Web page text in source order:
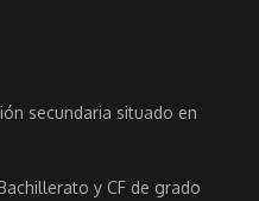
secundaria situado en
y CF de grado